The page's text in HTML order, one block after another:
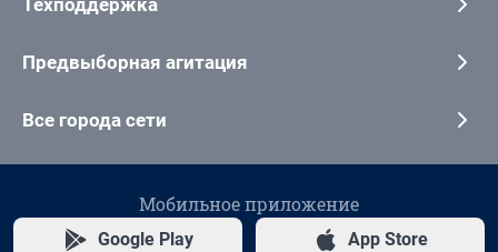
Техподдержка
Предвыборная агитация
Все города сети
Мобильное приложение
Google Play App Store